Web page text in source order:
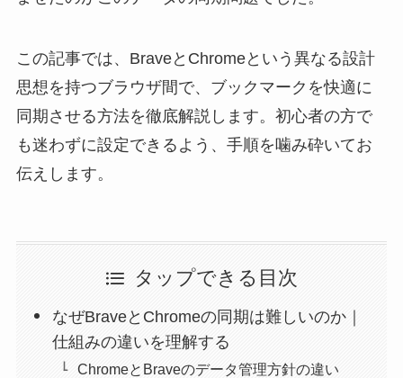
この記事では、BraveとChromeという異なる設計
思想を持つブラウザ間で、ブックマークを快適に
同期させる方法を徹底解説します。初心者の方で
も迷わずに設定できるよう、手順を噛み砕いてお
伝えします。
タップできる目次
なぜBraveとChromeの同期は難しいのか｜
仕組みの違いを理解する
ChromeとBraveのデータ管理方針の違い